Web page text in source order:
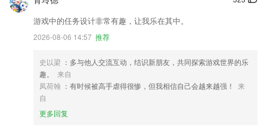
游戏中的任务设计非常有趣，让我乐在其中。
2026-08-06 14:57 推荐
史以梁 ：多与他人交流互动，结识新朋友，共同探索游戏世界的乐
趣。
来自
凤荷翰 ：有时候被高手虐得很惨，但我相信自己会越来越强！
来
自
更多回复